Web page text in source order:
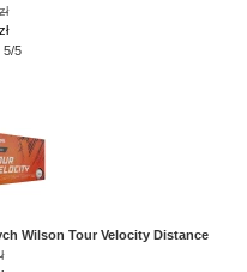
5/5
Wilson Tour Velocity Distance